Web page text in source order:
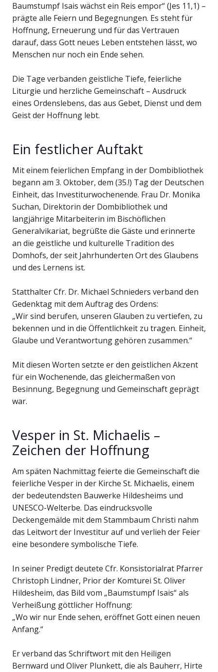
Baumstumpf Isais wächst ein Reis empor“ (Jes 11,1) –
prägte alle Feiern und Begegnungen. Es steht für
Hoffnung, Erneuerung und für das Vertrauen
darauf, dass Gott neues Leben entstehen lässt, wo
Menschen nur noch ein Ende sehen.
Die Tage verbanden geistliche Tiefe, feierliche
Liturgie und herzliche Gemeinschaft – Ausdruck
eines Ordenslebens, das aus Gebet, Dienst und dem
Geist der Hoffnung lebt.
Ein festlicher Auftakt
Mit einem feierlichen Empfang in der Dombibliothek
begann am 3. Oktober, dem (35.!) Tag der Deutschen
Einheit, das Investiturwochenende. Frau Dr. Monika
Suchan, Direktorin der Dombibliothek und
langjährige Mitarbeiterin im Bischöflichen
Generalvikariat, begrüßte die Gäste und erinnerte
an die geistliche und kulturelle Tradition des
Domhofs, der seit Jahrhunderten Ort des Glaubens
und des Lernens ist.
Statthalter Cfr. Dr. Michael Schnieders verband den
Gedenktag mit dem Auftrag des Ordens:
„Wir sind berufen, unseren Glauben zu vertiefen, zu
bekennen und in die Öffentlichkeit zu tragen. Einheit,
Glaube und Verantwortung gehören zusammen.“
Mit diesen Worten setzte er den geistlichen Akzent
für ein Wochenende, das gleichermaßen von
Besinnung, Begegnung und Gemeinschaft geprägt
war.
Vesper in St. Michaelis –
Zeichen der Hoffnung
Am späten Nachmittag feierte die Gemeinschaft die
feierliche Vesper in der Kirche St. Michaelis, einem
der bedeutendsten Bauwerke Hildesheims und
UNESCO-Welterbe. Das eindrucksvolle
Deckengemälde mit dem Stammbaum Christi nahm
das Leitwort der Investitur auf und verlieh der Feier
eine besondere symbolische Tiefe.
In seiner Predigt deutete Cfr. Konsistorialrat Pfarrer
Christoph Lindner, Prior der Komturei St. Oliver
Hildesheim, das Bild vom „Baumstumpf Isais“ als
Verheißung göttlicher Hoffnung:
„Wo wir nur Ende sehen, eröffnet Gott einen neuen
Anfang.“
Er verband das Schriftwort mit den Heiligen
Bernward und Oliver Plunkett, die als Bauherr, Hirte